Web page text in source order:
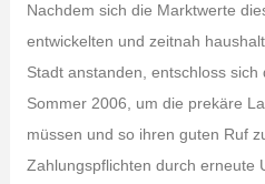
Nachdem sich die Marktwerte
entwickelten und zeitnah
Stadt anstanden, entschloss sich
Sommer 2006, um die prekäre
müssen und so ihren guten Ruf
Zahlungspflichten durch erneute